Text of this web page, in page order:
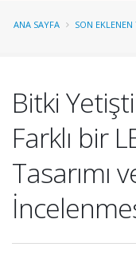
ANA SAYFA SON
Bitki
Farklı bir
Tasarımı